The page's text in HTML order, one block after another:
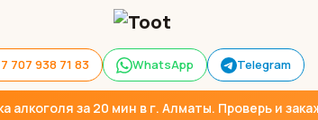
707 938 71 83 WhatsApp Telegram
алкоголя за 20 мин в г. Алматы. Проверь и